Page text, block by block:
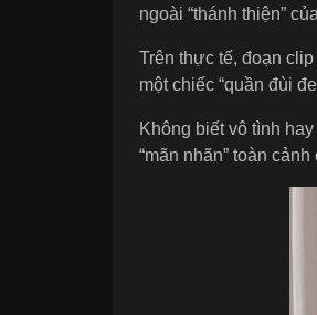
ngoài “thánh thiện”
Trên thực tế, đoạn
một chiếc “quần đùi
Không biết vô tình
“mãn nhãn” toàn